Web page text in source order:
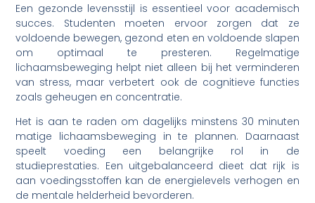
Een gezonde levensstijl is essentieel voor academisch
succes. Studenten moeten ervoor zorgen dat ze
voldoende bewegen, gezond eten en voldoende slapen
om optimaal te presteren. Regelmatige
lichaamsbeweging helpt niet alleen bij het verminderen
van stress, maar verbetert ook de cognitieve functies
zoals geheugen en concentratie.
Het is aan te raden om dagelijks minstens 30 minuten
matige lichaamsbeweging in te plannen. Daarnaast
speelt voeding een belangrijke rol in de
studieprestaties. Een uitgebalanceerd dieet dat rijk is
aan voedingsstoffen kan de energielevels verhogen en
de mentale helderheid bevorderen.